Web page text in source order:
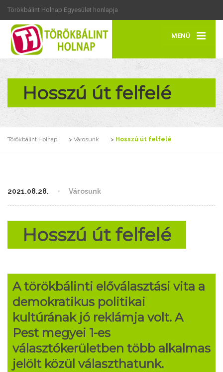
Törökbálint Holnap Egyesület honlapja
MENÜ
Hosszú út felfelé
Törökbálint Holnap > Városunk > Hosszú út felfelé
2021.08.28. Városunk
Hosszú út felfelé
A törökbálinti előválasztási vita a
demokratikus politikai
kultúrának jó reklámja volt. A
Pest megyei 1-es
választókerületben több alkalmas
jelölt közül választhatunk.